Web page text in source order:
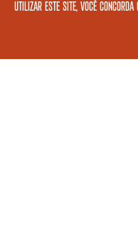
utilizar este site, você concorda
FORMAS DE